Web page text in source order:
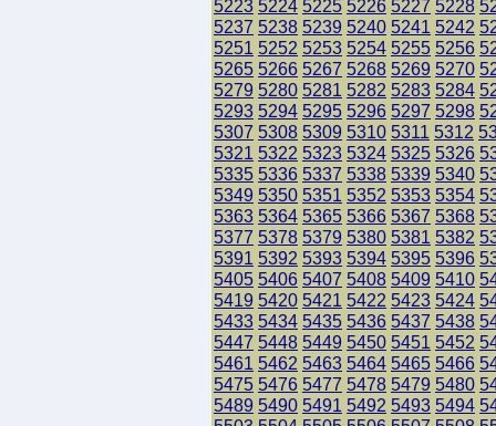
5223 5224 5225 5226 5227 5228
5237 5238 5239 5240 5241 5242
5251 5252 5253 5254 5255 5256
5265 5266 5267 5268 5269 5270
5279 5280 5281 5282 5283 5284
5293 5294 5295 5296 5297 5298
5307 5308 5309 5310 5311 5312
5321 5322 5323 5324 5325 5326
5335 5336 5337 5338 5339 5340
5349 5350 5351 5352 5353 5354
5363 5364 5365 5366 5367 5368
5377 5378 5379 5380 5381 5382
5391 5392 5393 5394 5395 5396
5405 5406 5407 5408 5409 5410
5419 5420 5421 5422 5423 5424
5433 5434 5435 5436 5437 5438
5447 5448 5449 5450 5451 5452
5461 5462 5463 5464 5465 5466
5475 5476 5477 5478 5479 5480
5489 5490 5491 5492 5493 5494